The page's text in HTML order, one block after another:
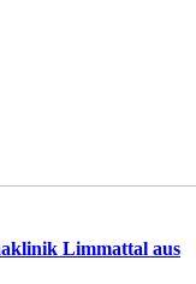
Limmattal aus